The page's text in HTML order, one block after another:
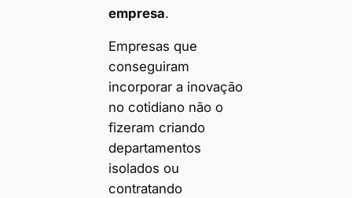
empresa.
Empresas que
conseguiram
incorporar a inovação
no cotidiano não o
fizeram criando
departamentos
isolados ou
contratando